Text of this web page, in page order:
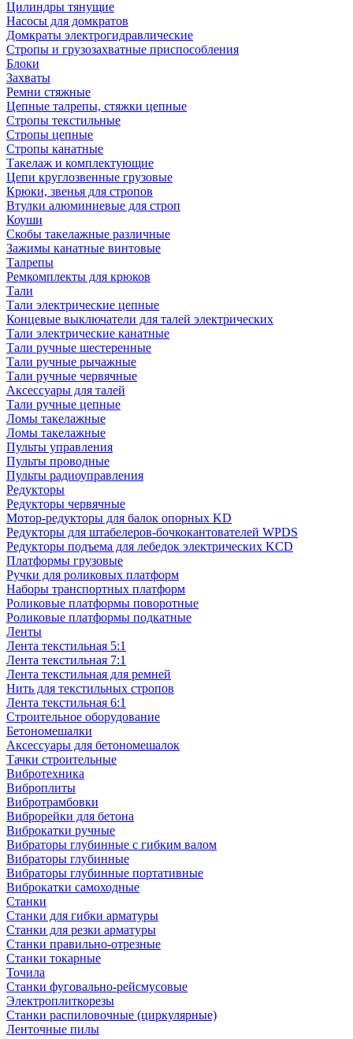
Цилиндры тянущие
Насосы для домкратов
Домкраты электрогидравлические
Стропы и грузозахватные приспособления
Блоки
Захваты
Ремни стяжные
Цепные талрепы, стяжки цепные
Стропы текстильные
Стропы цепные
Стропы канатные
Такелаж и комплектующие
Цепи круглозвенные грузовые
Крюки, звенья для стропов
Втулки алюминиевые для строп
Коуши
Скобы такелажные различные
Зажимы канатные винтовые
Талрепы
Ремкомплекты для крюков
Тали
Тали электрические цепные
Концевые выключатели для талей электрических
Тали электрические канатные
Тали ручные шестеренные
Тали ручные рычажные
Тали ручные червячные
Аксессуары для талей
Тали ручные цепные
Ломы такелажные
Ломы такелажные
Пульты управления
Пульты проводные
Пульты радиоуправления
Редукторы
Редукторы червячные
Мотор-редукторы для балок опорных KD
Редукторы для штабелеров-бочкокантователей WPDS
Редукторы подъема для лебедок электрических KCD
Платформы грузовые
Ручки для роликовых платформ
Наборы транспортных платформ
Роликовые платформы поворотные
Роликовые платформы подкатные
Ленты
Лента текстильная 5:1
Лента текстильная 7:1
Лента текстильная для ремней
Нить для текстильных стропов
Лента текстильная 6:1
Строительное оборудование
Бетономешалки
Аксессуары для бетономешалок
Тачки строительные
Вибротехника
Виброплиты
Вибротрамбовки
Виброрейки для бетона
Виброкатки ручные
Вибраторы глубинные с гибким валом
Вибраторы глубинные
Вибраторы глубинные портативные
Виброкатки самоходные
Станки
Станки для гибки арматуры
Станки для резки арматуры
Станки правильно-отрезные
Станки токарные
Точила
Станки фуговально-рейсмусовые
Электроплиткорезы
Станки распиловочные (циркулярные)
Ленточные пилы